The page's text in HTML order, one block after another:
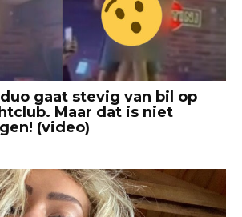
gaat stevig van bil op
Maar dat is niet
(video)